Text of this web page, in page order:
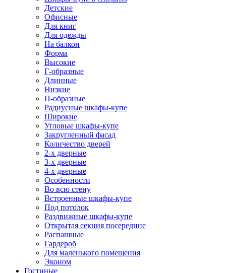
Детские
Офисные
Для книг
Для одежды
На балкон
Форма
Высокие
Г-образные
Длинные
Низкие
П-образные
Радиусные шкафы-купе
Широкие
Угловые шкафы-купе
Закругленный фасад
Количество дверей
2-х дверные
3-х дверные
4-х дверные
Особенности
Во всю стену
Встроенные шкафы-купе
Под потолок
Раздвижные шкафы-купе
Открытая секция посередине
Распашные
Гардероб
Для маленького помещения
Эконом
Гостиные